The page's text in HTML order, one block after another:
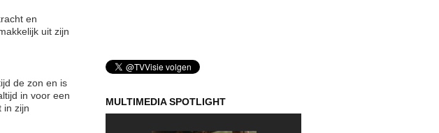
en
uit zijn
de zon en is
in voor een
in zijn
MULTIMEDIA SPOTLIGHT